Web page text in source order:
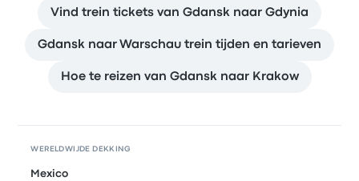
Vind trein tickets van Gdansk naar Gdynia
Gdansk naar Warschau trein tijden en tarieven
Hoe te reizen van Gdansk naar Krakow
WERELDWIJDE DEKKING
Mexico